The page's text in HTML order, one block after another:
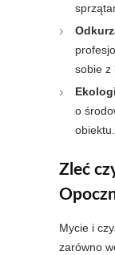
sobie z
o
obiektu.
Zleć
Mycie i
zarówno